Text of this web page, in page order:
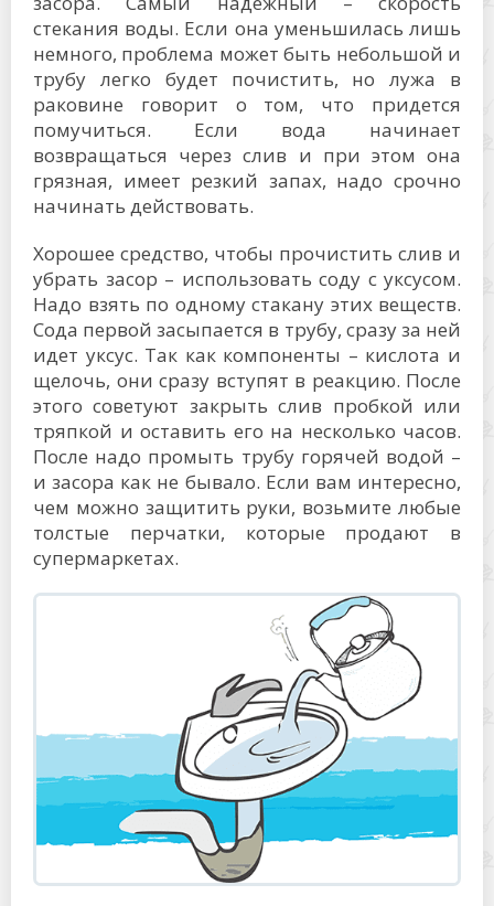
стекания воды. Если она уменьшилась лишь
немного, проблема может быть небольшой и
трубу легко будет почистить, но лужа в
раковине говорит о том, что придется
помучиться. Если вода начинает
возвращаться через слив и при этом она
грязная, имеет резкий запах, надо срочно
начинать действовать.
Хорошее средство, чтобы прочистить слив и
убрать засор – использовать соду с уксусом.
Надо взять по одному стакану этих веществ.
Сода первой засыпается в трубу, сразу за ней
идет уксус. Так как компоненты – кислота и
щелочь, они сразу вступят в реакцию. После
этого советуют закрыть слив пробкой или
тряпкой и оставить его на несколько часов.
После надо промыть трубу горячей водой –
и засора как не бывало. Если вам интересно,
чем можно защитить руки, возьмите любые
толстые перчатки, которые продают в
супермаркетах.